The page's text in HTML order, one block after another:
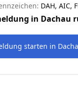
DAH, AIC,
in Dachau
starten in